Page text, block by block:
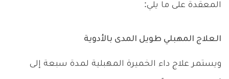
المعقدة على ما يلي:
العلاج المهبلي طويل المدى بالأدوية
ويستمر علاج داء الخميرة المهبلية لمدة سبعة إلى